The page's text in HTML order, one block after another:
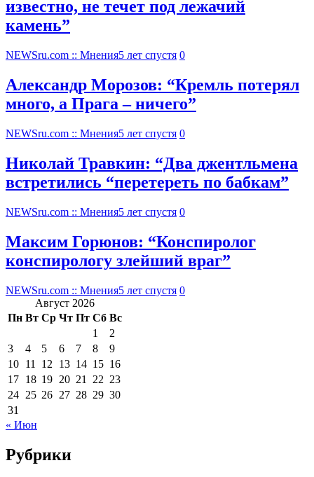
известно, не течет под лежачий
камень”
NEWSru.com :: Мнения5 лет спустя 0
Александр Морозов: “Кремль потерял
много, а Прага – ничего”
NEWSru.com :: Мнения5 лет спустя 0
Николай Травкин: “Два джентльмена
встретились “перетереть по бабкам”
NEWSru.com :: Мнения5 лет спустя 0
Максим Горюнов: “Конспиролог
конспирологу злейший враг”
NEWSru.com :: Мнения5 лет спустя 0
Август 2026
Пн Вт Ср Чт Пт Сб Вс
1
2
3
4 5 6 7 8
9
10 11 12 13 14 15 16
17 18 19 20 21 22 23
24 25 26 27 28 29 30
31
« Июн
Рубрики